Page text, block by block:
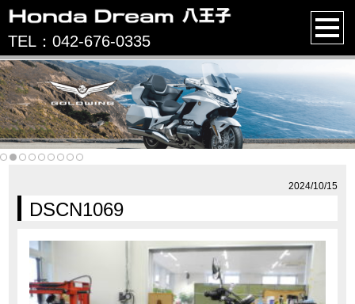
TEL：042-676-0335
2024/10/15
DSCN1069